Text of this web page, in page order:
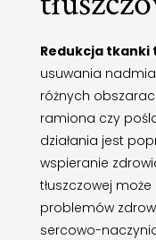
Redukcja tkanki
usuwania
różnych
ramiona czy
działania jest
wspieranie
tłuszczowej
problemów
sercowo-